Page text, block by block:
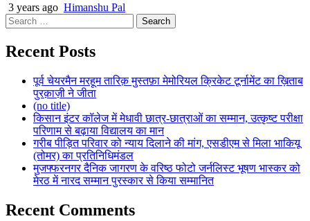
3 years ago Himanshu Pal
Search
for:
Recent Posts
पूर्व चेयरमैन मरहूम तारिक़ मुस्तफ़ा मेमोरियल क्रिकेट टूर्नामेंट का ख़िताब
पुरक़ाज़ी ने जीता
(no title)
किसान इंटर कॉलेज में मेधावी छात्र-छात्राओं का सम्मान, उत्कृष्ट परीक्षा
परिणाम से बढ़ाया विद्यालय का मान
गरीब पीड़ित परिवार को न्याय दिलाने की मांग, एसडीएम से मिला भाकियू
(तोमर) का प्रतिनिधिमंडल
मुजफ्फरनगर दैनिक जागरण के वरिष्ठ फोटो जर्नलिस्ट भूषण भास्कर को
मेरठ में नारद सम्मान पुरस्कार से किया सम्मानित
Recent Comments